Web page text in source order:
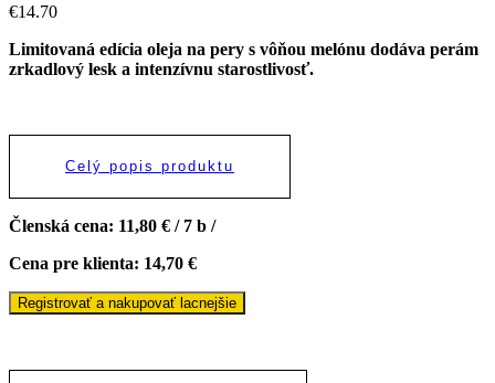
€14.70
Limitovaná edícia oleja na pery s vôňou melónu dodáva perám
zrkadlový lesk a intenzívnu starostlivosť.
Celý popis produktu
Členská cena: 11,80 € / 7 b /
Cena pre klienta: 14,70 €
Registrovať a nakupovať lacnejšie